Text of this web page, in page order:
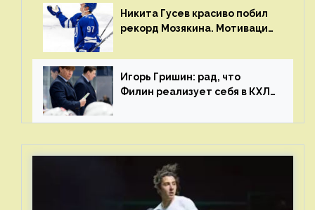
Никита Гусев красиво побил
рекорд Мозякина. Мотивации
много
Игорь Гришин: рад, что
Филин реализует себя в КХЛ
стали загонять его в рамки